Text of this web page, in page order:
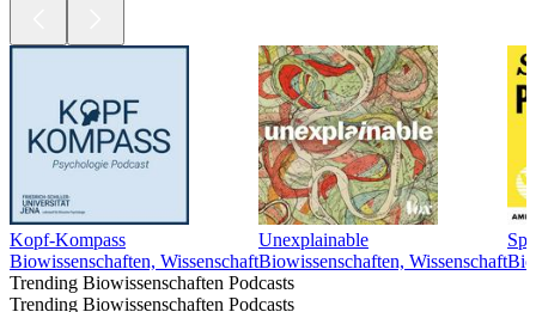
Kopf-Kompass
Biowissenschaften, Wissenschaft
Unexplainable
Biowissenschaften, Wissenschaft
Trending Biowissenschaften Podcasts
Trending Biowissenschaften Podcasts